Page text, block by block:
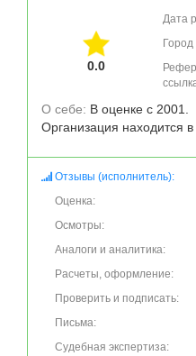
0.0
Дата
О себе: В оценке с 2001.
Организация находится
Отзывы (исполнитель):
Оценка:
Осмотры:
Аналоги и аналитика:
Расчеты, оформление:
Проверить и подписать:
Письма:
Судебная экспертиза: